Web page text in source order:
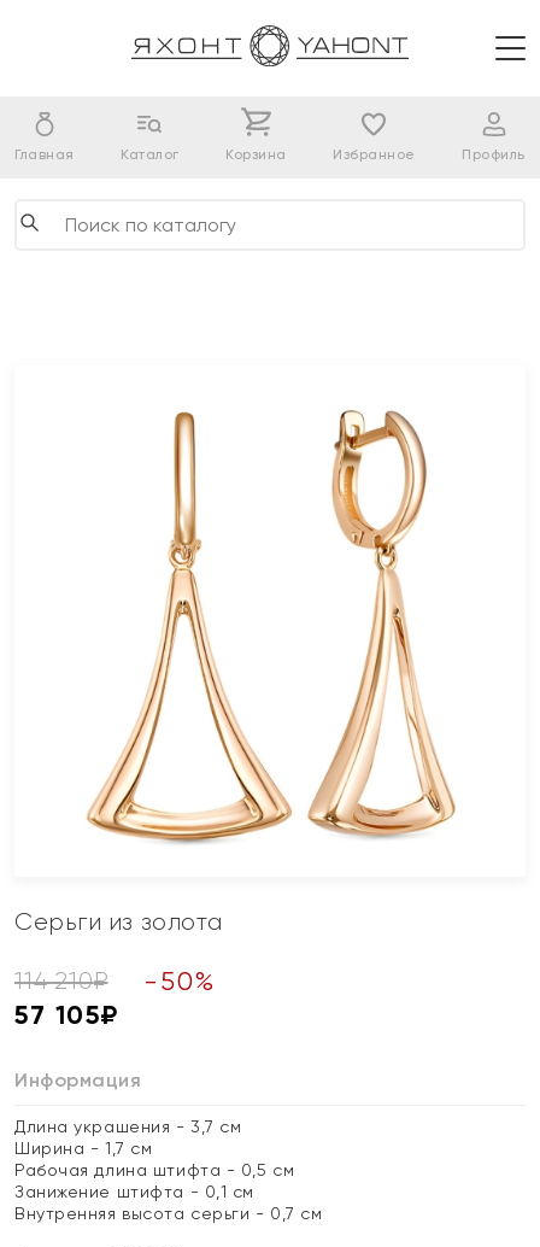
Главная Каталог Корзина Избранное Профиль
Серьги из золота
114 210₽ - 50%
57 105₽
Информация
Длина украшения - 3,7 см
Ширина - 1,7 см
Рабочая длина штифта - 0,5 см
Занижение штифта - 0,1 см
Внутренняя высота серьги - 0,7 см